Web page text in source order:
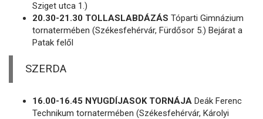
Sziget utca 1.)
20.30-21.30 TOLLASLABDÁZÁS Tóparti Gimnázium
tornatermében (Székesfehérvár, Fürdősor 5.) Bejárat a
Patak felől
SZERDA
16.00-16.45 NYUGDÍJASOK TORNÁJA Deák Ferenc
Technikum tornatermében (Székesfehérvár, Károlyi